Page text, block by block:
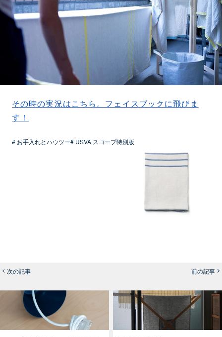
その時の実況はこちら。フェイスブックに飛びま
す！
# お手入れとハウツー# USVA スコープ特別版
次の記事 前の記事